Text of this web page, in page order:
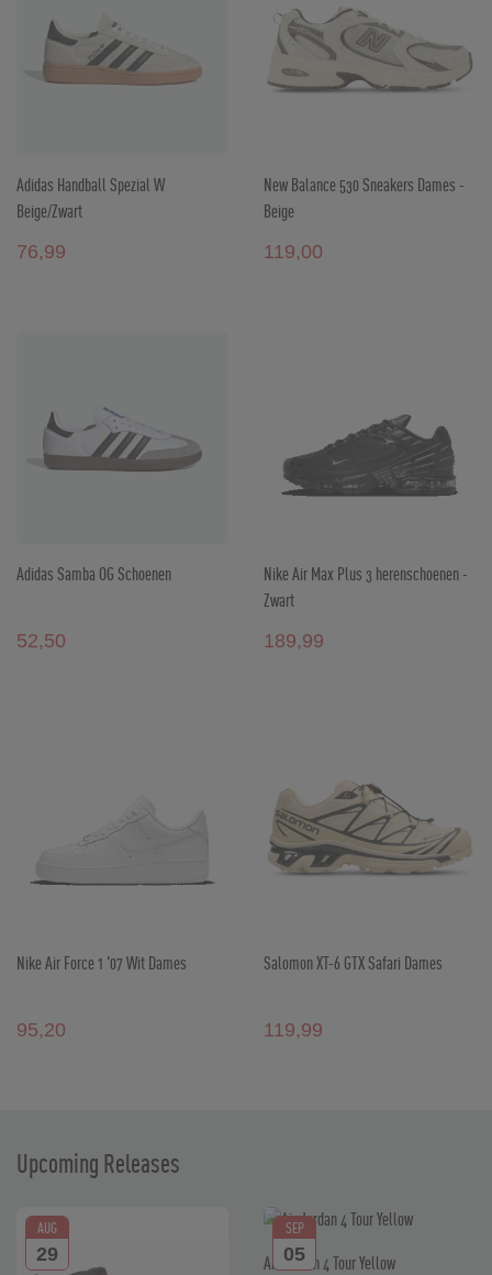
Adidas Handball Spezial W
Beige/Zwart
76,99
New Balance 530 Sneakers Dames -
Beige
119,00
Adidas Samba OG Schoenen
52,50
Nike Air Max Plus 3 herenschoenen -
Zwart
189,99
Nike Air Force 1 '07 Wit Dames
95,20
Salomon XT-6 GTX Safari Dames
119,99
Upcoming Releases
AUG
29
SEP
05
Air Jordan 4 Tour Yellow